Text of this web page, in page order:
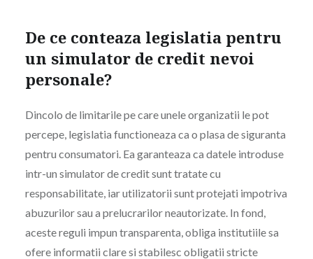
De ce conteaza legislatia pentru
un simulator de credit nevoi
personale?
Dincolo de limitarile pe care unele organizatii le pot
percepe, legislatia functioneaza ca o plasa de siguranta
pentru consumatori. Ea garanteaza ca datele introduse
intr-un simulator de credit sunt tratate cu
responsabilitate, iar utilizatorii sunt protejati impotriva
abuzurilor sau a prelucrarilor neautorizate. In fond,
aceste reguli impun transparenta, obliga institutiile sa
ofere informatii clare si stabilesc obligatii stricte